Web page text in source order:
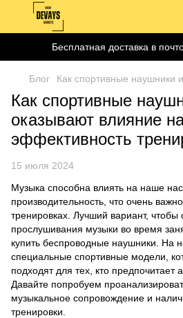
Бесплатная доставка в
Блог Как спортивные наушники
Как спортивные
оказывают влияние
эффективность
15 июля 2024
Музыка способна влиять на наше
производительность, что очень
тренировках. Лучший вариант, чтобы
прослушивания музыки во время
купить беспроводные наушники. На
специальные спортивные модели,
подходят для тех, кто предпочитает
Давайте попробуем
музыкальное сопровождение и
тренировки.